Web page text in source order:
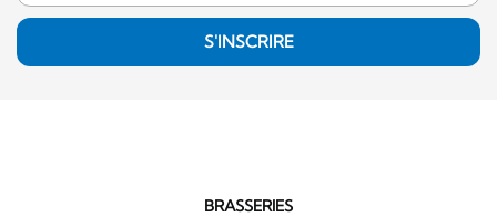
S'INSCRIRE
BRASSERIES